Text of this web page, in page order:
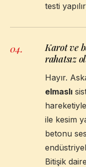
testi
04.
Karot ve
rahatsız
Hayır.
elmaslı
ile kesim
betonu
Bitişik